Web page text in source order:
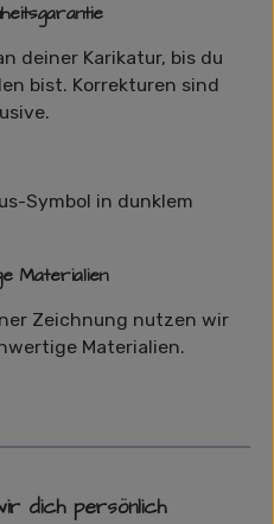
deiner Karikatur, bis du
bist. Korrekturen sind
Materialien
Zeichnung nutzen wir
Materialien.
dich persönlich